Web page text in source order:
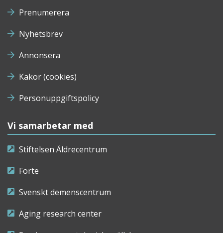
Prenumerera
Nyhetsbrev
Annonsera
Kakor (cookies)
Personuppgiftspolicy
Vi samarbetar med
Stiftelsen Äldrecentrum
Forte
Svenskt demenscentrum
Aging research center